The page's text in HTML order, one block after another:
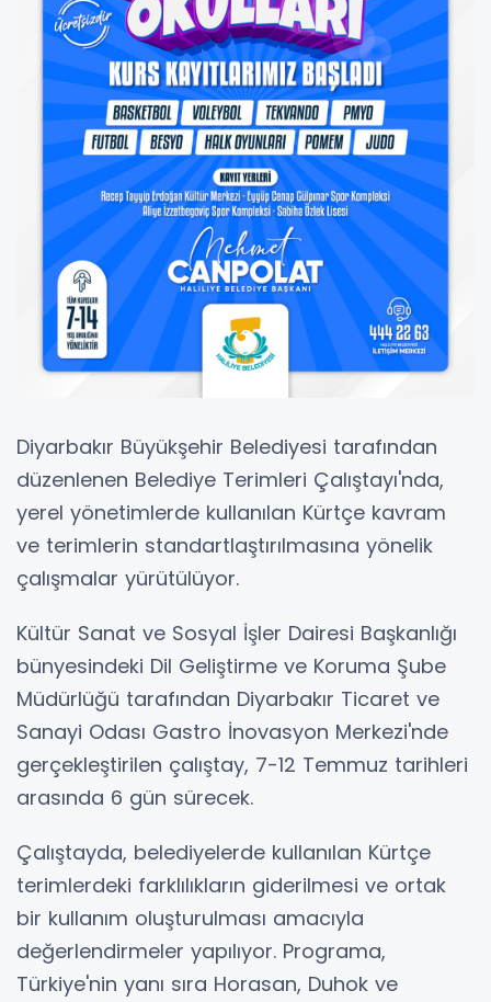
Diyarbakır Büyükşehir Belediyesi tarafından
düzenlenen Belediye Terimleri Çalıştayı'nda,
yerel yönetimlerde kullanılan Kürtçe kavram
ve terimlerin standartlaştırılmasına yönelik
çalışmalar yürütülüyor.
Kültür Sanat ve Sosyal İşler Dairesi Başkanlığı
bünyesindeki Dil Geliştirme ve Koruma Şube
Müdürlüğü tarafından Diyarbakır Ticaret ve
Sanayi Odası Gastro İnovasyon Merkezi'nde
gerçekleştirilen çalıştay, 7-12 Temmuz tarihleri
arasında 6 gün sürecek.
Çalıştayda, belediyelerde kullanılan Kürtçe
terimlerdeki farklılıkların giderilmesi ve ortak
bir kullanım oluşturulması amacıyla
değerlendirmeler yapılıyor. Programa,
Türkiye'nin yanı sıra Horasan, Duhok ve